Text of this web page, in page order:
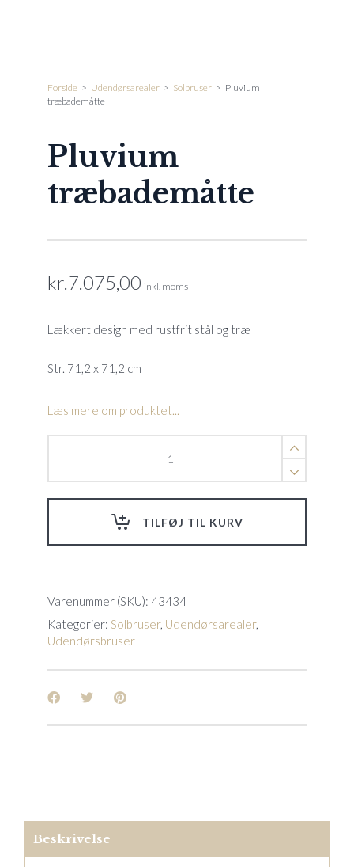
Forside > Udendørsarealer > Solbruser > Pluvium
træbademåtte
Pluvium
træbademåtte
kr.7.075,00 inkl. moms
Lækkert design med rustfrit stål og træ
Str. 71,2 x 71,2 cm
Læs mere om produktet...
TILFØJ TIL KURV
Varenummer (SKU): 43434
Kategorier: Solbruser, Udendørsarealer,
Udendørsbruser
Beskrivelse